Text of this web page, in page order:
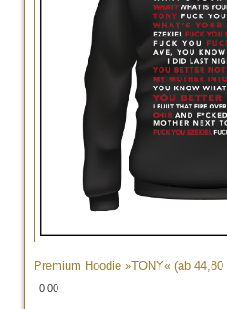
Premium Hoodie »TONY« (ab
0.00